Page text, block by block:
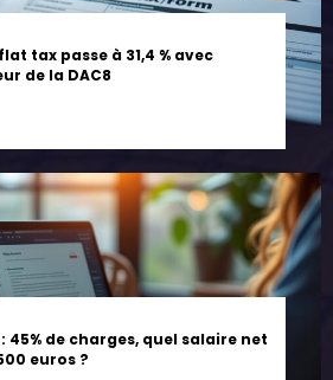
tax passe à 31,4 % avec
de la DAC8
45% de charges, quel salaire net
euros ?